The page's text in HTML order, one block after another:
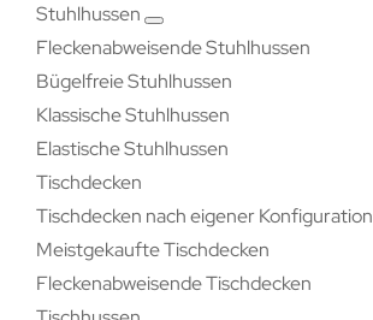
Stuhlhussen
Fleckenabweisende Stuhlhussen
Bügelfreie Stuhlhussen
Klassische Stuhlhussen
Elastische Stuhlhussen
Tischdecken
Tischdecken nach eigener Konfiguration
Meistgekaufte Tischdecken
Fleckenabweisende Tischdecken